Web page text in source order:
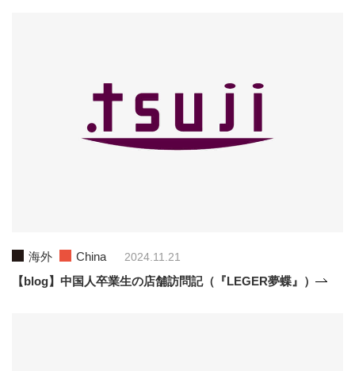
海外 China 2024.11.21
【blog】中国人卒業生の店舗訪問記（『LEGER夢蝶』）